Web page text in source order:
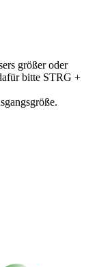
größer oder
bitte STRG +